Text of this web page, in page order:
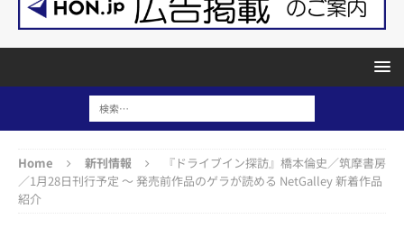
Home 新刊情報
『ドライブイン探訪』橋本倫史／筑摩書房
／1月28日刊行予定 ～ 発売前作品のゲラが読める NetGalley 新着作品
紹介